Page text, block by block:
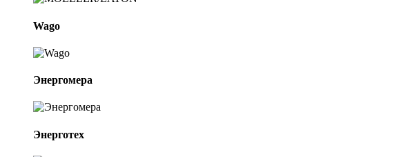
Wago
Энергомера
Энерготех